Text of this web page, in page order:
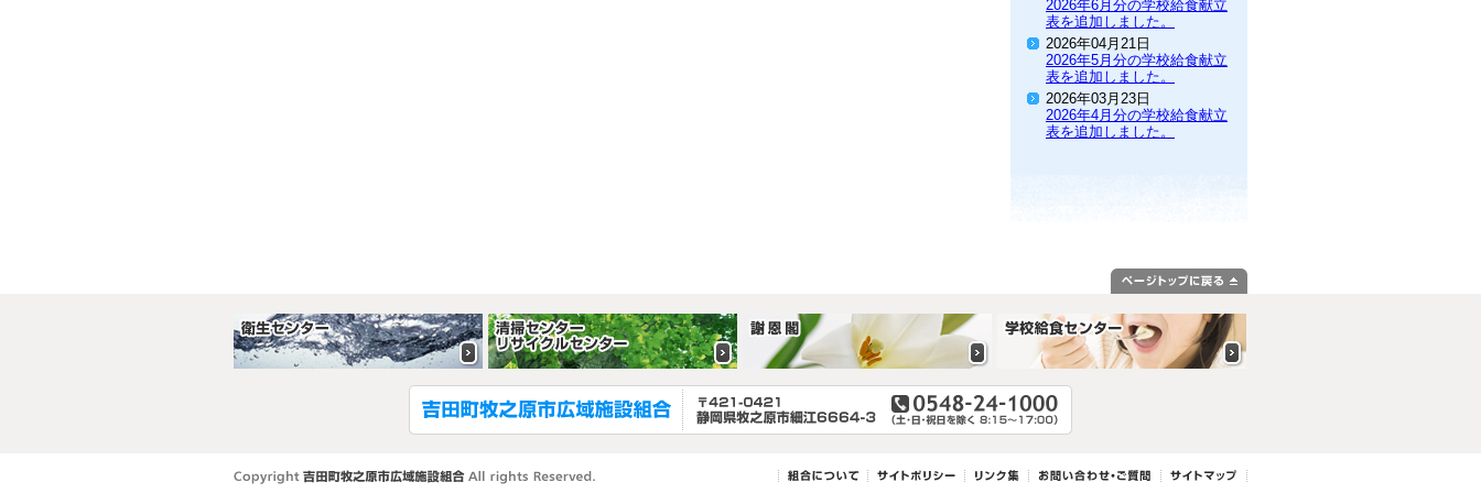
2026年6月分の学校給食献立
表を追加しました。
2026年04月21日
2026年5月分の学校給食献立
表を追加しました。
2026年03月23日
2026年4月分の学校給食献立
表を追加しました。